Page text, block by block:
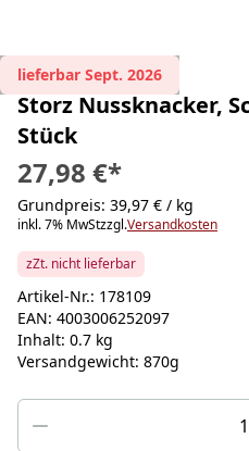
lieferbar Sept. 2026
Storz Nussknacker,
Stück
27,98 €*
Grundpreis: 39,97 € / kg
inkl. 7% MwStzzgl.Versandkosten
zZt. nicht lieferbar
Artikel-Nr.: 178109
EAN: 4003006252097
Inhalt: 0.7 kg
Versandgewicht: 870g